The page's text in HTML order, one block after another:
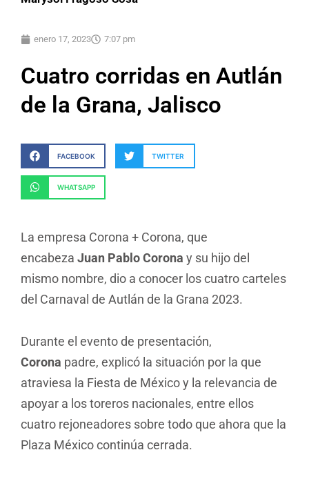
enero 17, 2023 7:07 pm
Cuatro corridas en Autlán
de la Grana, Jalisco
FACEBOOK TWITTER
WHATSAPP
La empresa Corona + Corona, que
encabeza Juan Pablo Corona y su hijo del
mismo nombre, dio a conocer los cuatro carteles
del Carnaval de Autlán de la Grana 2023.
Durante el evento de presentación,
Corona padre, explicó la situación por la que
atraviesa la Fiesta de México y la relevancia de
apoyar a los toreros nacionales, entre ellos
cuatro rejoneadores sobre todo que ahora que la
Plaza México continúa cerrada.